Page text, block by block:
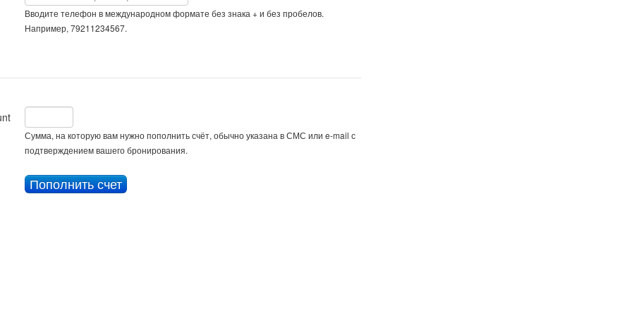
Вводите телефон в международном формате без знака + и без пробелов.
Например, 79211234567.
Сумма, на которую вам нужно пополнить счёт, обычно указана в СМС или e-mail с
подтверждением вашего бронирования.